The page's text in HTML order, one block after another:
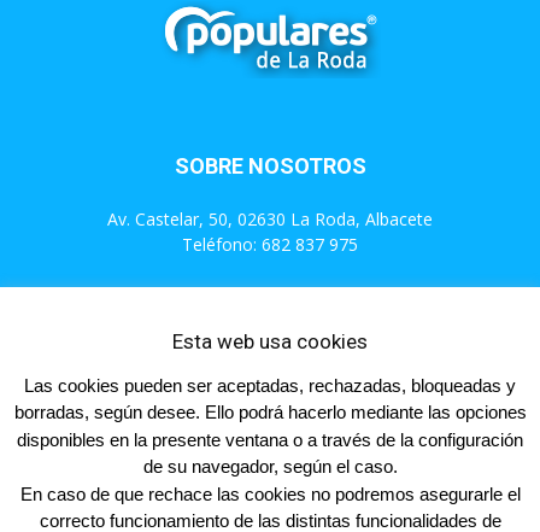
SOBRE NOSOTROS
Av. Castelar, 50, 02630 La Roda, Albacete
Teléfono: 682 837 975
Contáctanos:info@populareslaroda.es
SÍGUENOS
Esta web usa cookies
Las cookies pueden ser aceptadas, rechazadas, bloqueadas y
borradas, según desee. Ello podrá hacerlo mediante las opciones
disponibles en la presente ventana o a través de la configuración
de su navegador, según el caso.
En caso de que rechace las cookies no podremos asegurarle el
correcto funcionamiento de las distintas funcionalidades de